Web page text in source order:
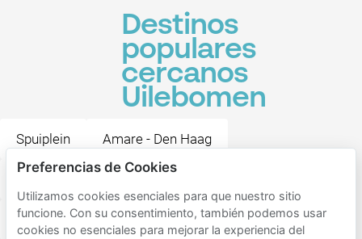
Destinos
populares
cercanos
Uilebomen
Spuiplein Amare - Den Haag
Het Plein Mauritshuis Binnenhof
Preferencias de Cookies
Utilizamos cookies esenciales para que nuestro sitio
funcione. Con su consentimiento, también podemos usar
cookies no esenciales para mejorar la experiencia del